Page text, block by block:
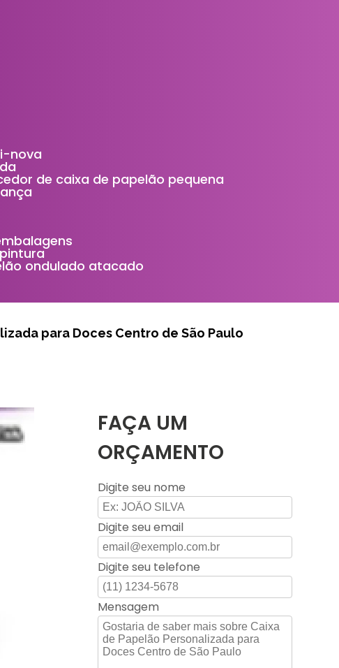
nova
de caixa de papelão pequena
ondulado atacado
para Doces Centro de São Paulo
FAÇA UM
ORÇAMENTO
Digite seu nome
Digite seu email
Digite seu telefone
Mensagem